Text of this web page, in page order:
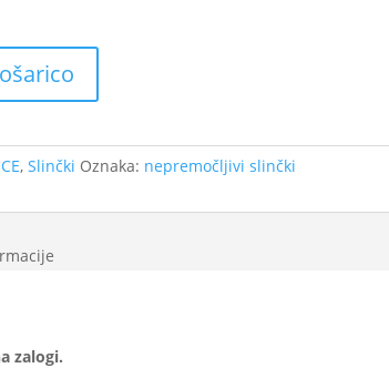
,Slinčki Oznaka: nepremočljivi slinčki
zalogi.